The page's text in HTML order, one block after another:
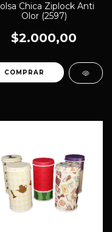
Chica Ziplock Anti
Olor (2597)
$2.000,00